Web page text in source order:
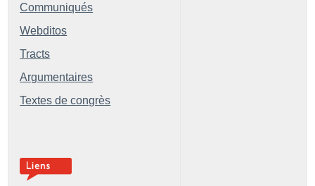
Communiqués
Webditos
Tracts
Argumentaires
Textes de congrès